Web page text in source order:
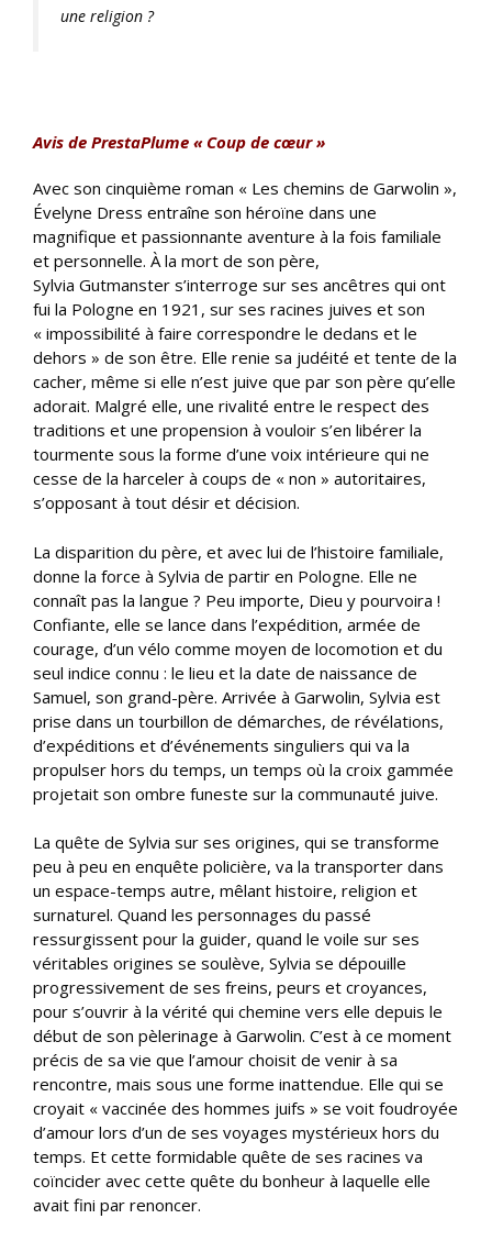
une religion ?
Avis de PrestaPlume « Coup de cœur »
Avec son cinquième roman « Les chemins de Garwolin »,
Évelyne Dress entraîne son héroïne dans une
magnifique et passionnante aventure à la fois familiale
et personnelle. À la mort de son père,
Sylvia Gutmanster s’interroge sur ses ancêtres qui ont
fui la Pologne en 1921, sur ses racines juives et son
« impossibilité à faire correspondre le dedans et le
dehors » de son être. Elle renie sa judéité et tente de la
cacher, même si elle n’est juive que par son père qu’elle
adorait. Malgré elle, une rivalité entre le respect des
traditions et une propension à vouloir s’en libérer la
tourmente sous la forme d’une voix intérieure qui ne
cesse de la harceler à coups de « non » autoritaires,
s’opposant à tout désir et décision.
La disparition du père, et avec lui de l’histoire familiale,
donne la force à Sylvia de partir en Pologne. Elle ne
connaît pas la langue ? Peu importe, Dieu y pourvoira !
Confiante, elle se lance dans l’expédition, armée de
courage, d’un vélo comme moyen de locomotion et du
seul indice connu : le lieu et la date de naissance de
Samuel, son grand-père. Arrivée à Garwolin, Sylvia est
prise dans un tourbillon de démarches, de révélations,
d’expéditions et d’événements singuliers qui va la
propulser hors du temps, un temps où la croix gammée
projetait son ombre funeste sur la communauté juive.
La quête de Sylvia sur ses origines, qui se transforme
peu à peu en enquête policière, va la transporter dans
un espace-temps autre, mêlant histoire, religion et
surnaturel. Quand les personnages du passé
ressurgissent pour la guider, quand le voile sur ses
véritables origines se soulève, Sylvia se dépouille
progressivement de ses freins, peurs et croyances,
pour s’ouvrir à la vérité qui chemine vers elle depuis le
début de son pèlerinage à Garwolin. C’est à ce moment
précis de sa vie que l’amour choisit de venir à sa
rencontre, mais sous une forme inattendue. Elle qui se
croyait « vaccinée des hommes juifs » se voit foudroyée
d’amour lors d’un de ses voyages mystérieux hors du
temps. Et cette formidable quête de ses racines va
coïncider avec cette quête du bonheur à laquelle elle
avait fini par renoncer.